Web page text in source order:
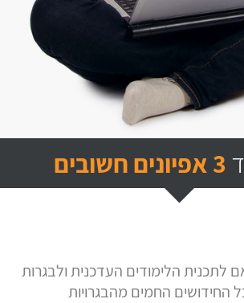
3 אפיונים חשובים
לתכנית הלימודים העדכנית ולבגרות
החידושים החמים מהבגרויות